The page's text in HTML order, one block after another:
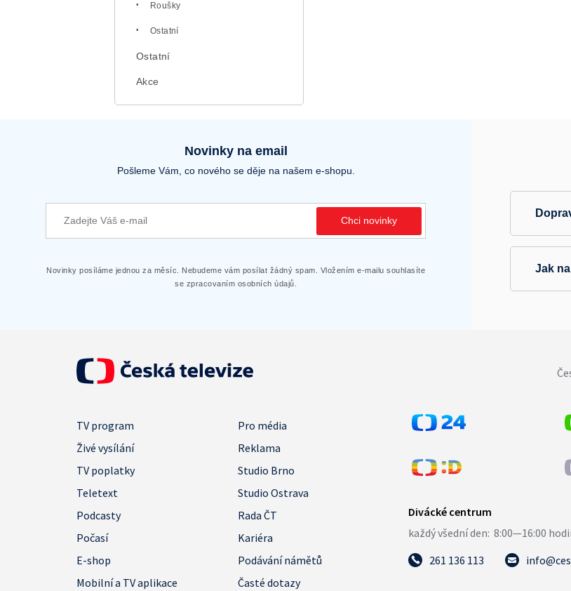
Roušky
Ostatní
Ostatní
Akce
Novinky na email
Pošleme Vám, co nového se děje na našem e-shopu.
Chci novinky
Novinky posíláme jednou za měsíc. Nebudeme vám posílat žádný spam. Vložením e-mailu souhlasíte
se zpracovaním osobních údajů.
Jak
TV program
Pro média
Živé vysílání
Reklama
TV poplatky
Studio Brno
Teletext
Studio Ostrava
Podcasty
Rada ČT
Počasí
Kariéra
E-shop
Podávání námětů
Mobilní a TV aplikace
Časté dotazy
261 136 113